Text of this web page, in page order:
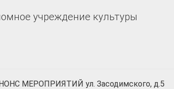
учреждение культуры
МЕРОПРИЯТИЙ ул. Засодимского, д.5